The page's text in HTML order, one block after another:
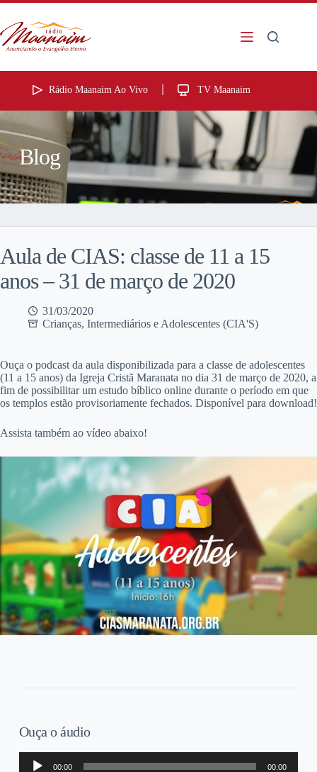
Rádio Maanaim Ao Vivo TV Maanaim
Blog
Aula de CIAS: classe de 11 a 15
anos – 31 de março de 2020
31/03/2020
Crianças, Intermediários e Adolescentes (CIA'S)
Ouça o podcast da aula disponibilizada para a classe de adolescentes
(11 a 15 anos) da Igreja Cristã Maranata no dia 31 de março de 2020, a
fim de possibilitar um estudo bíblico online durante o período em que
os templos estão provisoriamente fechados. Disponível para download!
Assista também ao vídeo abaixo!
Ouça o áudio
Tocador
00:00 00:00